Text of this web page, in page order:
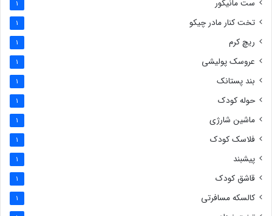
ست مانیکور 1
تخت کنار مادر چیکو 1
ریچ کرم 1
عروسک پولیشی 1
بند پستانک 1
حوله کودک 1
ماشین شارژی 1
فلاسک کودک 1
پیشبند 1
قاشق کودک 1
کالسکه مسافرتی 1